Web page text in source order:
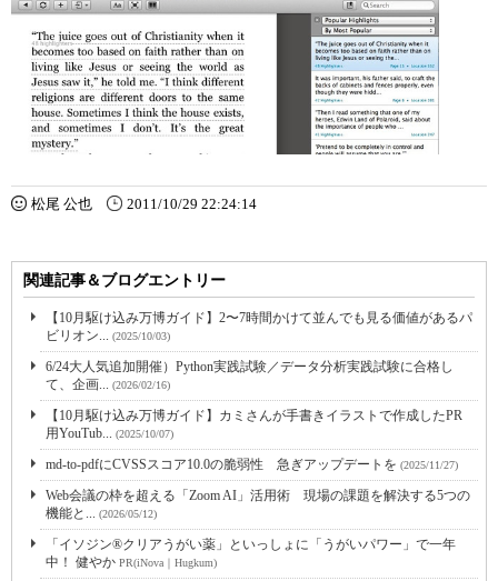
松尾 公也 2011/10/29 22:24:14
関連記事＆ブログエントリー
【10月駆け込み万博ガイド】2〜7時間かけて並んでも見る価値があるパ
ビリオン...
(2025/10/03)
6/24大人気追加開催）Python実践試験／データ分析実践試験に合格し
て、企画...
(2026/02/16)
【10月駆け込み万博ガイド】カミさんが手書きイラストで作成したPR
用YouTub...
(2025/10/07)
md-to-pdfにCVSSスコア10.0の脆弱性 急ぎアップデートを (2025/11/27)
Web会議の枠を超える「Zoom AI」活用術 現場の課題を解決する5つの
機能と...
(2026/05/12)
「イソジン®クリアうがい薬」といっしょに「うがいパワー」で一年
中！ 健やか PR(iNova｜Hugkum)